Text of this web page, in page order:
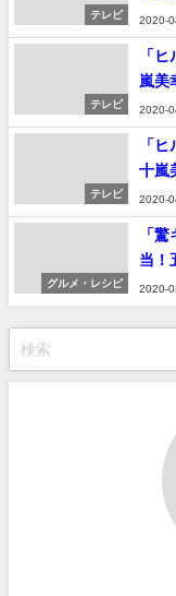
テレビ
2020-
テレビ
「
嵐美
2020-
テレビ
「
十嵐
2020-
グルメ・レシピ
「
当！
2020-